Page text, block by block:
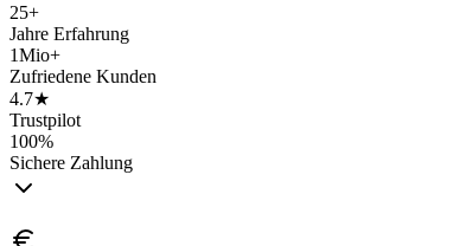
25+
Jahre Erfahrung
1Mio+
Zufriedene Kunden
4.7★
Trustpilot
100%
Sichere Zahlung